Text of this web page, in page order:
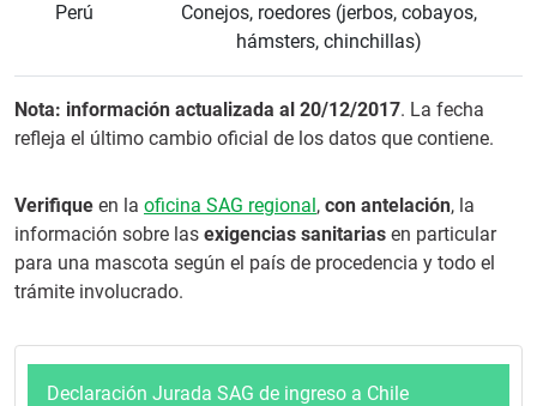
Perú
Conejos, roedores (jerbos, cobayos,
hámsters, chinchillas)
Nota: información actualizada al 20/12/2017. La fecha
refleja el último cambio oficial de los datos que contiene.
Verifique en la oficina SAG regional, con antelación, la
información sobre las exigencias sanitarias en particular
para una mascota según el país de procedencia y todo el
trámite involucrado.
Declaración Jurada SAG de ingreso a Chile